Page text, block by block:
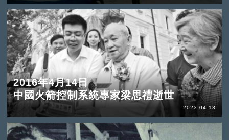
2016年4月14日
中國火箭控制系統專家梁思禮逝世
2023-04-13